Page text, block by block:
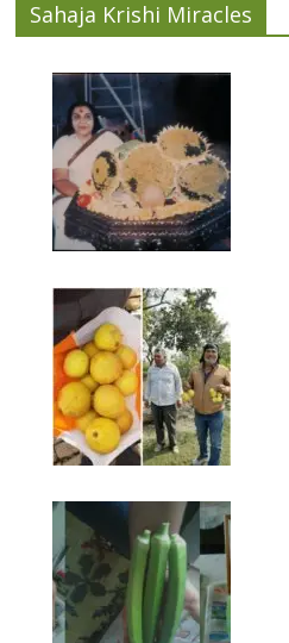
Sahaja Krishi Miracles